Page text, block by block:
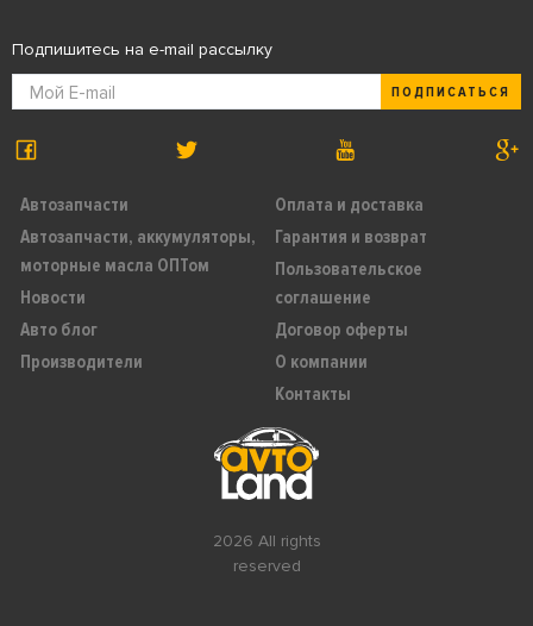
2026 All rights
reserved
Автозапчасти
Автозапчасти, аккумуляторы,
моторные масла ОПТом
Новости
Авто блог
Производители
Оплата и доставка
Гарантия и возврат
Пользовательское
соглашение
Договор оферты
О компании
Контакты
Подпишитесь на e-mail рассылку
ПОДПИСАТЬСЯ